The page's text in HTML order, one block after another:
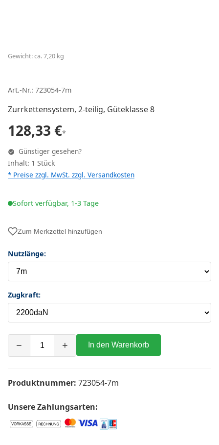
Gewicht: ca. 7,20 kg
Art.-Nr.: 723054-7m
Zurrkettensystem, 2-teilig, Güteklasse 8
128,33 €*
Günstiger gesehen?
Inhalt: 1 Stück
* Preise zzgl. MwSt. zzgl. Versandkosten
Sofort verfügbar, 1-3 Tage
Zum Merkzettel hinzufügen
Nutzlänge:
Zugkraft:
− + In den Warenkorb
Produktnummer: 723054-7m
Unsere Zahlungsarten: